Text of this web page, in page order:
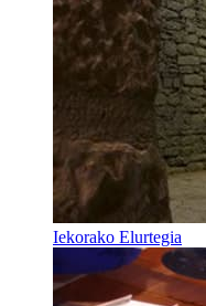
Iekorako Elurtegia